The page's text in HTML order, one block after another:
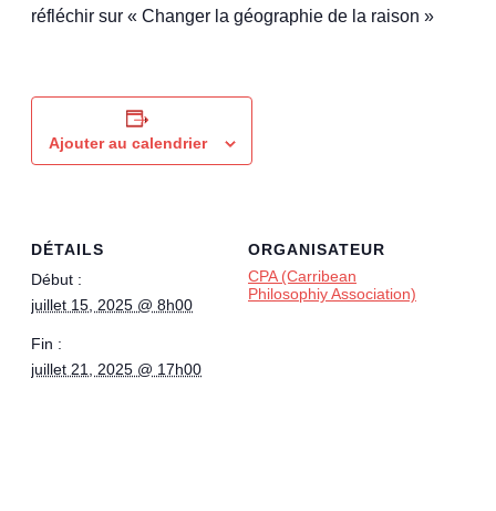
réfléchir sur « Changer la géographie de la raison »
Ajouter au calendrier
DÉTAILS
Début :
juillet 15, 2025 @ 8h00
Fin :
juillet 21, 2025 @ 17h00
ORGANISATEUR
CPA (Carribean
Philosophiy Association)